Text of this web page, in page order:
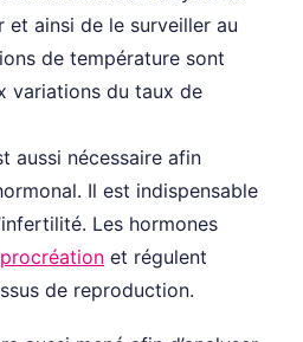
et ainsi de le surveiller au
de température sont
variations du taux de
aussi nécessaire afin
Il est indispensable
Les hormones
et régulent
de reproduction.